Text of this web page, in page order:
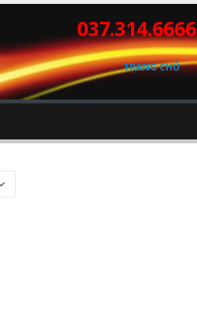
037.314.6666
TRANG CHỦ